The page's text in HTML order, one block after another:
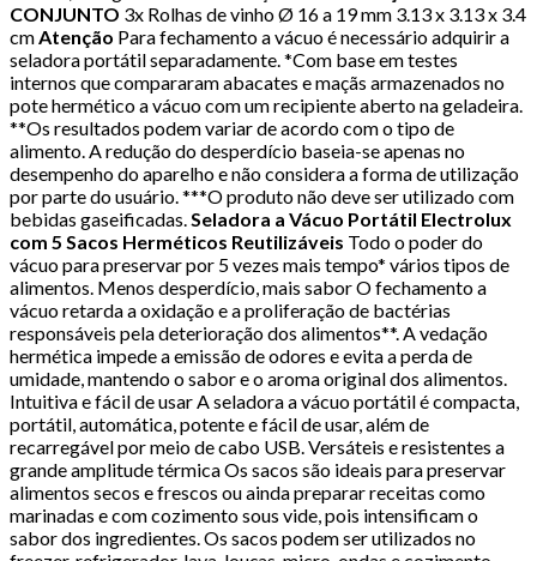
CONJUNTO 3x Rolhas de vinho Ø 16 a 19 mm 3.13 x 3.13 x 3.4
cmAtenção Para fechamento a vácuo é necessário adquirir a
seladora portátil separadamente. *Com base em testes
internos que compararam abacates e maçãs armazenados no
pote hermético a vácuo com um recipiente aberto na geladeira.
**Os resultados podem variar de acordo com o tipo de
alimento. A redução do desperdício baseia-se apenas no
desempenho do aparelho e não considera a forma de utilização
por parte do usuário. ***O produto não deve ser utilizado com
bebidas gaseificadas.Seladora a Vácuo Portátil Electrolux
com 5 Sacos Herméticos Reutilizáveis Todo o poder do
vácuo para preservar por 5 vezes mais tempo* vários tipos de
alimentos. Menos desperdício, mais sabor O fechamento a
vácuo retarda a oxidação e a proliferação de bactérias
responsáveis pela deterioração dos alimentos**. A vedação
hermética impede a emissão de odores e evita a perda de
umidade, mantendo o sabor e o aroma original dos alimentos.
Intuitiva e fácil de usar A seladora a vácuo portátil é compacta,
portátil, automática, potente e fácil de usar, além de
recarregável por meio de cabo USB. Versáteis e resistentes a
grande amplitude térmica Os sacos são ideais para preservar
alimentos secos e frescos ou ainda preparar receitas como
marinadas e com cozimento sous vide, pois intensificam o
sabor dos ingredientes. Os sacos podem ser utilizados no